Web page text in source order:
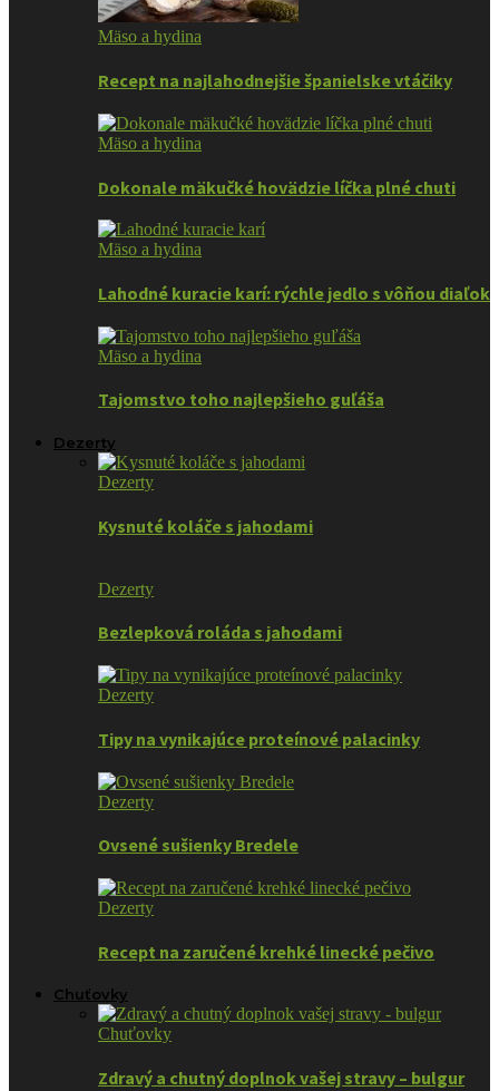
Mäso a hydina
Recept na najlahodnejšie španielske vtáčiky
Mäso a hydina
Dokonale mäkučké hovädzie líčka plné chuti
Mäso a hydina
Lahodné kuracie karí: rýchle jedlo s vôňou diaľok
Mäso a hydina
Tajomstvo toho najlepšieho guľáša
Dezerty
Dezerty
Kysnuté koláče s jahodami
Dezerty
Bezlepková roláda s jahodami
Dezerty
Tipy na vynikajúce proteínové palacinky
Dezerty
Ovsené sušienky Bredele
Dezerty
Recept na zaručené krehké linecké pečivo
Chuťovky
Chuťovky
Zdravý a chutný doplnok vašej stravy – bulgur